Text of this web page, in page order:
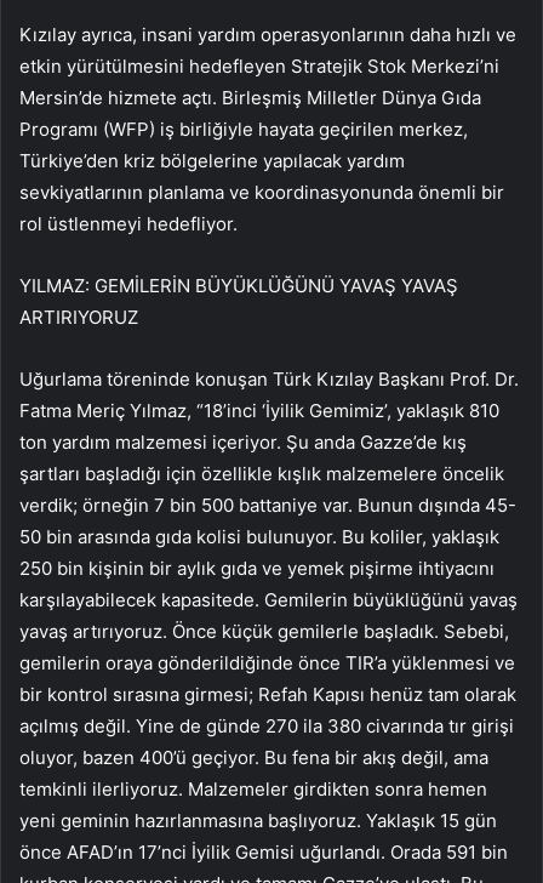
Kızılay ayrıca, insani yardım operasyonlarının daha hızlı ve
etkin yürütülmesini hedefleyen Stratejik Stok Merkezi’ni
Mersin’de hizmete açtı. Birleşmiş Milletler Dünya Gıda
Programı (WFP) iş birliğiyle hayata geçirilen merkez,
Türkiye’den kriz bölgelerine yapılacak yardım
sevkiyatlarının planlama ve koordinasyonunda önemli bir
rol üstlenmeyi hedefliyor.
YILMAZ: GEMİLERİN BÜYÜKLÜĞÜNÜ YAVAŞ YAVAŞ
ARTIRIYORUZ
Uğurlama töreninde konuşan Türk Kızılay Başkanı Prof. Dr.
Fatma Meriç Yılmaz, “18’inci ‘İyilik Gemimiz’, yaklaşık 810
ton yardım malzemesi içeriyor. Şu anda Gazze’de kış
şartları başladığı için özellikle kışlık malzemelere öncelik
verdik; örneğin 7 bin 500 battaniye var. Bunun dışında 45-
50 bin arasında gıda kolisi bulunuyor. Bu koliler, yaklaşık
250 bin kişinin bir aylık gıda ve yemek pişirme ihtiyacını
karşılayabilecek kapasitede. Gemilerin büyüklüğünü yavaş
yavaş artırıyoruz. Önce küçük gemilerle başladık. Sebebi,
gemilerin oraya gönderildiğinde önce TIR’a yüklenmesi ve
bir kontrol sırasına girmesi; Refah Kapısı henüz tam olarak
açılmış değil. Yine de günde 270 ila 380 civarında tır girişi
oluyor, bazen 400’ü geçiyor. Bu fena bir akış değil, ama
temkinli ilerliyoruz. Malzemeler girdikten sonra hemen
yeni geminin hazırlanmasına başlıyoruz. Yaklaşık 15 gün
önce AFAD’ın 17’nci İyilik Gemisi uğurlandı. Orada 591 bin